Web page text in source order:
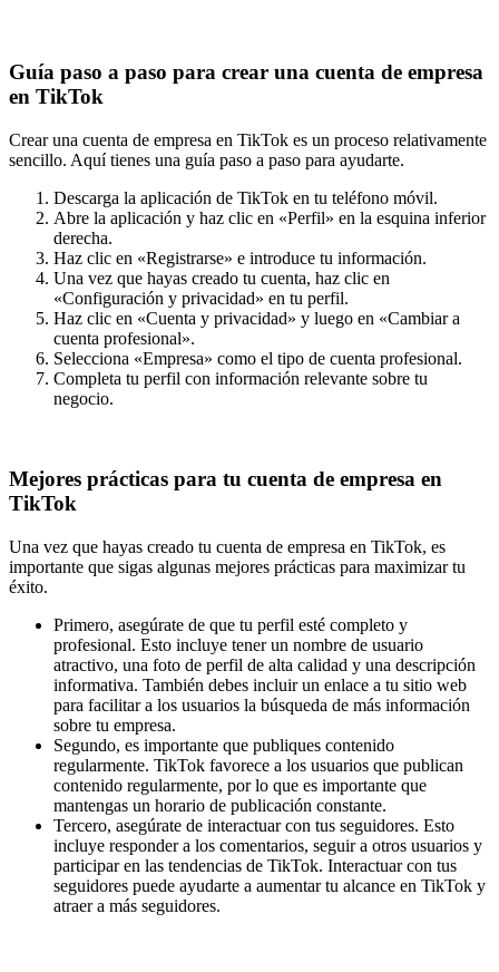
Guía paso a paso para crear una cuenta de empresa
en TikTok
Crear una cuenta de empresa en TikTok es un proceso relativamente
sencillo. Aquí tienes una guía paso a paso para ayudarte.
Descarga la aplicación de TikTok en tu teléfono móvil.
Abre la aplicación y haz clic en «Perfil» en la esquina inferior
derecha.
Haz clic en «Registrarse» e introduce tu información.
Una vez que hayas creado tu cuenta, haz clic en
«Configuración y privacidad» en tu perfil.
Haz clic en «Cuenta y privacidad» y luego en «Cambiar a
cuenta profesional».
Selecciona «Empresa» como el tipo de cuenta profesional.
Completa tu perfil con información relevante sobre tu
negocio.
Mejores prácticas para tu cuenta de empresa en
TikTok
Una vez que hayas creado tu cuenta de empresa en TikTok, es
importante que sigas algunas mejores prácticas para maximizar tu
éxito.
Primero, asegúrate de que tu perfil esté completo y
profesional. Esto incluye tener un nombre de usuario
atractivo, una foto de perfil de alta calidad y una descripción
informativa. También debes incluir un enlace a tu sitio web
para facilitar a los usuarios la búsqueda de más información
sobre tu empresa.
Segundo, es importante que publiques contenido
regularmente. TikTok favorece a los usuarios que publican
contenido regularmente, por lo que es importante que
mantengas un horario de publicación constante.
Tercero, asegúrate de interactuar con tus seguidores. Esto
incluye responder a los comentarios, seguir a otros usuarios y
participar en las tendencias de TikTok. Interactuar con tus
seguidores puede ayudarte a aumentar tu alcance en TikTok y
atraer a más seguidores.